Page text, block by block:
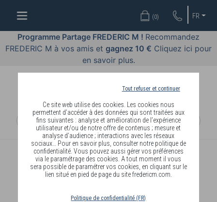
Tout refuser et continuer
Ce site web utilise des cookies. Les cookies nous
permettent d’accéder à des données qui sont traitées aux
fins suivantes : analyse et amélioration de l’expérience
utilisateur et/ou de notre offre de contenus ; mesure et
analyse d’audience ; interactions avec les réseaux
sociaux… Pour en savoir plus, consulter notre politique de
confidentialité. Vous pouvez aussi gérer vos préférences
via le paramétrage des cookies. A tout moment il vous
sera possible de paramétrer vos cookies, en cliquant sur le
lien situé en pied de page du site fredericm.com.
Politique de confidentialité (FR)
FR
(0)
Programme Partage FREDERIC M ! Recommandez
FREDERIC M à vos amis et gagnez 10 € Cliquez ici pour
en savoir plus.
OFFRES
COSMÉTIQUES
PARFUMS
BODY
DIAGNOSTIC
PEAU
DEVENIR
DISTRIBUTEUR